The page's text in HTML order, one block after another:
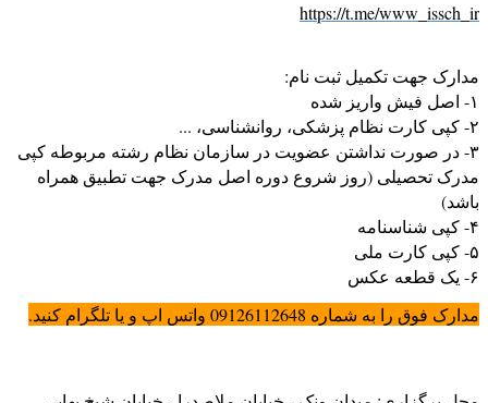
https://t.me/www_issch_ir
مدارک جهت تکمیل ثبت نام:
۱- اصل فیش واریز شده
۲- کپی کارت نظام پزشکی، روانشناسی، ...
۳- در صورت نداشتن عضویت در سازمان نظام رشته مربوطه کپی
مدرک تحصیلی (روز شروع دوره اصل مدرک جهت تطبیق همراه
باشد)
۴- کپی شناسنامه
۵- کپی کارت ملی
۶- یک قطعه عکس
مدارک فوق را به شماره 09126112648 واتس اپ و یا تلگرام کنید.